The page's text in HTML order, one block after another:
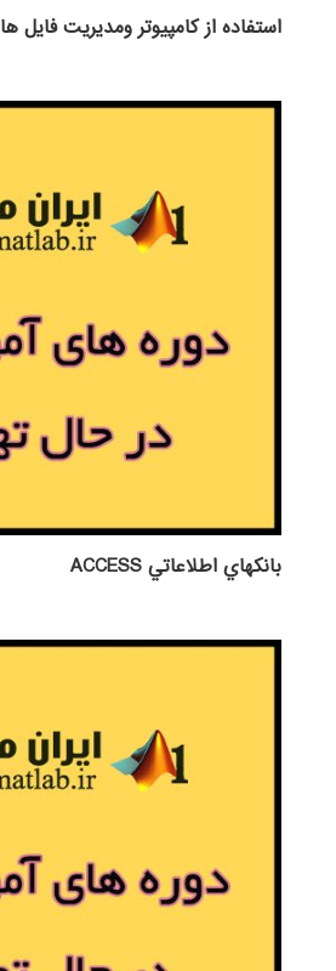
استفاده از كامپيوتر ومديريت فايل ها MS WINDOWS
بانكهاي اطلاعاتي ACCESS